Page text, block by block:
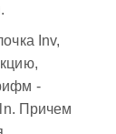
Inv,
-
Причем